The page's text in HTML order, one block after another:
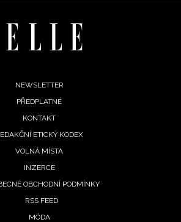
NEWSLETTER
PŘEDPLATNÉ
KONTAKT
ETICKÝ KODEX
VOLNÁ MÍSTA
INZERCE
OBCHODNÍ PODMÍNKY
RSS FEED
MÓDA